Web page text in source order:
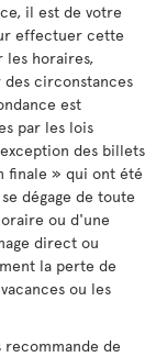
il est de votre
effectuer cette
les horaires,
circonstances
est
par les lois
des billets
finale » qui ont été
dégage de toute
ou d'une
direct ou
la perte de
ou les
recommande de